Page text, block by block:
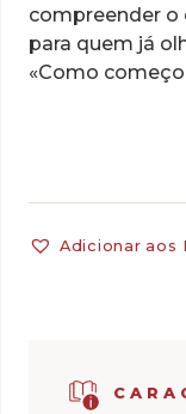
compreender o
para quem já
«Como
Adicionar aos